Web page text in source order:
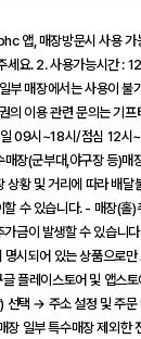
앱, 매장방문시 사용
세요. 2. 사용가능시간 :
부 매장에서는 사용이 불
의 이용 관련 문의는 기
09시~18시/점심 12시
장(군부대,야구장 등)매
상황 및 거리에 따라 배달
수 있습니다. - 매장(홀
금이 발생할 수 있습니
시되어 있는 상품으로
플레이스토어 및 앱스
택 → 주소 설정 및 주
일부 특수매장 제외한